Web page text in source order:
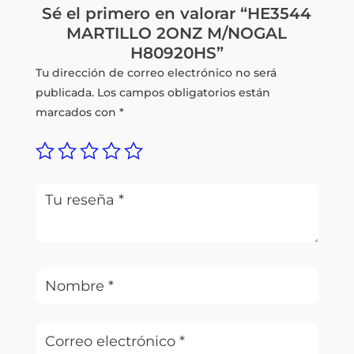
Sé el primero en valorar “HE3544
MARTILLO 2ONZ M/NOGAL
H80920HS”
Tu dirección de correo electrónico no será
publicada. Los campos obligatorios están
marcados con *